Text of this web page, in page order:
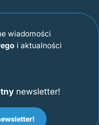
wiadomości
i aktualności
newsletter!